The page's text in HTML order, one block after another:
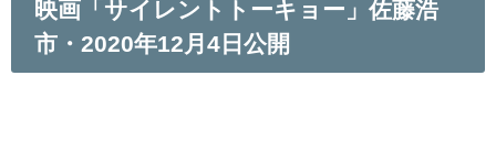
映画「サイレントトーキョー」佐藤浩
市・2020年12月4日公開